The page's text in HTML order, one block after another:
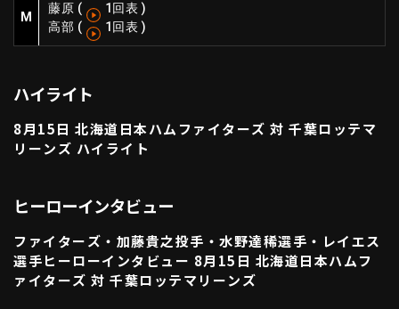
利用規約
M
藤原 ( 1回表 )
高部 ( 1回表 )
ハイライト
8月15日 北海道日本ハムファイターズ 対 千葉ロッテマ
リーンズ ハイライト
ヒーローインタビュー
ファイターズ・加藤貴之投手・水野達稀選手・レイエス
選手ヒーローインタビュー 8月15日 北海道日本ハムフ
ァイターズ 対 千葉ロッテマリーンズ